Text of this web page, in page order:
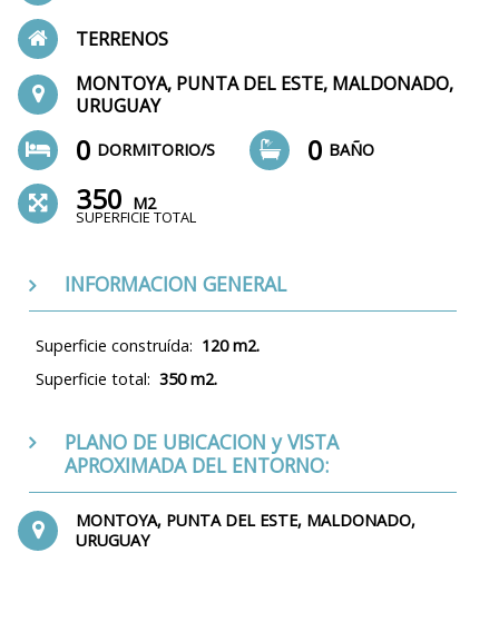
TERRENOS
MONTOYA, PUNTA DEL ESTE, MALDONADO,
URUGUAY
0 DORMITORIO/S 0 BAÑO
350 M2
SUPERFICIE TOTAL
INFORMACION GENERAL
Superficie construída: 120 m2.
Superficie total: 350 m2.
PLANO DE UBICACION y VISTA
APROXIMADA DEL ENTORNO:
MONTOYA, PUNTA DEL ESTE, MALDONADO,
URUGUAY